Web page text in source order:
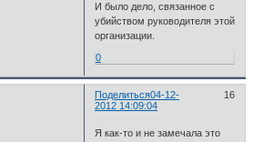
И было дело, связанное с
убийством руководителя этой
организации.
0
Поделиться 16
04-12-
2012 14:09:04
Я как-то и не замечала это